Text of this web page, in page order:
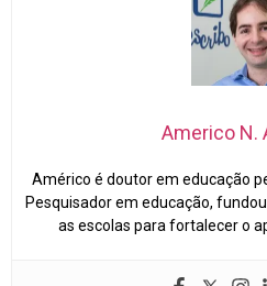
Americo N.
Américo é doutor em educação
Pesquisador em educação,
as escolas para fortalecer o